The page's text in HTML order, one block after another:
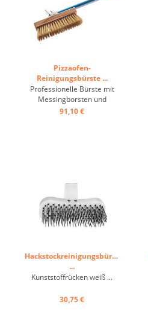
Pizzaofen-
Reinigungsbürste ...
Professionelle Bürste mit
Messingborsten und
Schaber aus Edelstahl auf
Bereich ...
91,10 €
Hackstockreinigungsbürste
...
Kunststoffrücken weiß ...
30,75 €